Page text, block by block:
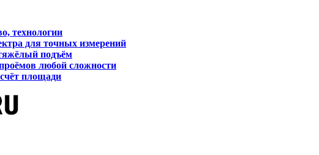
технологии
для точных измерений
подъём
любой сложности
площади